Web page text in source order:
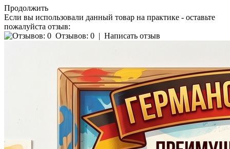
Продолжить
Если вы использовали данный товар на практике - оставьте
пожалуйста отзыв:
Отзывов: 0 | Написать отзыв